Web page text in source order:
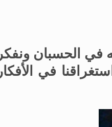
في الحسبان ونفكر
في الأفكار